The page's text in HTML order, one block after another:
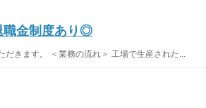
職金制度あり◎
きます。 ＜業務の流れ＞ 工場で生産された...